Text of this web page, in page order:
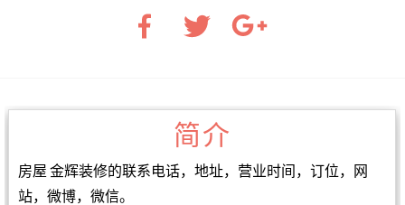
简介
房屋 金辉装修的联系电话，地址，营业时间，订位，网
站，微博，微信。